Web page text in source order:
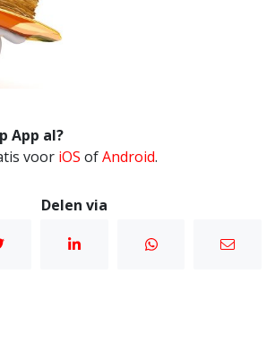
App al?
voor iOS ofAndroid.
Delen via